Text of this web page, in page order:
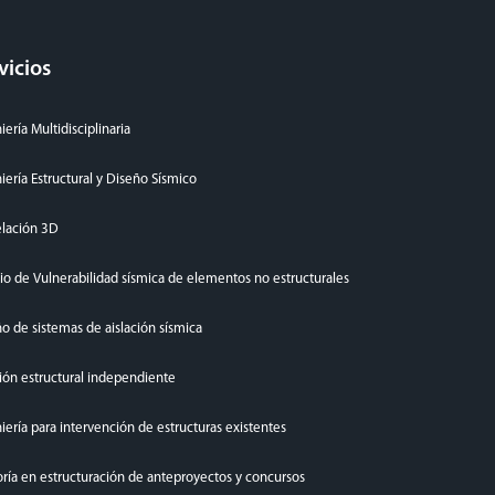
Multidisciplinaria
Estructural y Diseño Sísmico
3D
de Vulnerabilidad sísmica de elementos no estructurales
de sistemas de aislación sísmica
estructural independiente
para intervención de estructuras existentes
en estructuración de anteproyectos y concursos